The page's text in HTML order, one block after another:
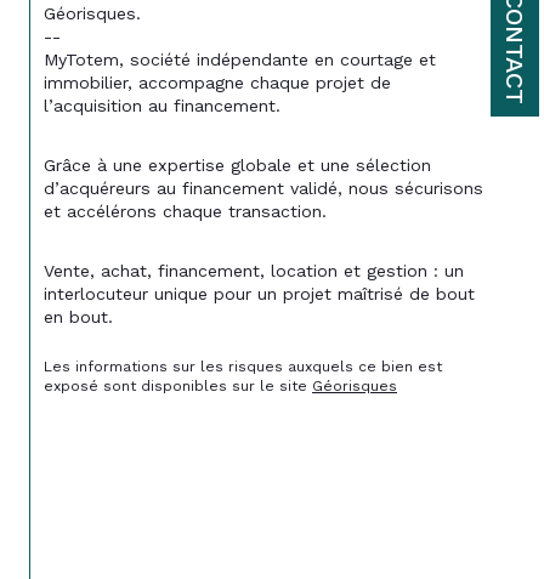
CONTACT
Géorisques.
--
MyTotem, société indépendante en courtage et
immobilier, accompagne chaque projet de
l’acquisition au financement.
Grâce à une expertise globale et une sélection
d’acquéreurs au financement validé, nous sécurisons
et accélérons chaque transaction.
Vente, achat, financement, location et gestion : un
interlocuteur unique pour un projet maîtrisé de bout
en bout.
Les informations sur les risques auxquels ce bien est
exposé sont disponibles sur le site Géorisques